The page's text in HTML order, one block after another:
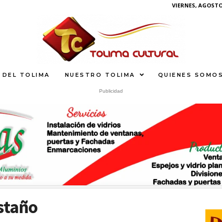
VIERNES,
DEL TOLIMA NUESTRO TOLIMA QUIENES
Publicidad